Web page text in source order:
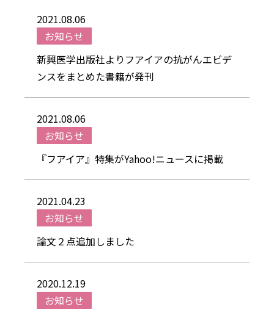
2021.08.06
お知らせ
新興医学出版社よりフアイアの抗がんエビデ
ンスをまとめた書籍が発刊
2021.08.06
お知らせ
『フアイア』特集がYahoo!ニュースに掲載
2021.04.23
お知らせ
論文２点追加しました
2020.12.19
お知らせ